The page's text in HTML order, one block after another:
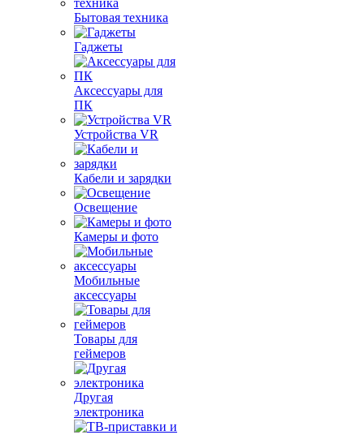
Бытовая техника
Гаджеты
Аксессуары для
ПК
Устройства VR
Кабели и зарядки
Освещение
Камеры и фото
Мобильные
аксессуары
Товары для
геймеров
Другая
электроника